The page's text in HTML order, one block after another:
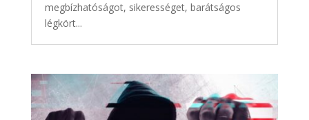
megbízhatóságot, sikerességet, barátságos
légkört...